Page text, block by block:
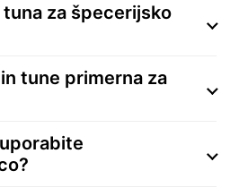
za špecerijsko
tune primerna za